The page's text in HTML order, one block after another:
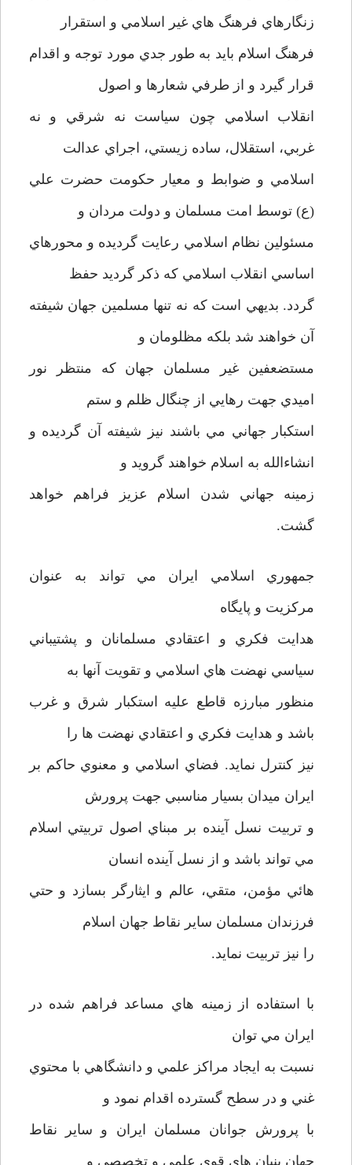
زنگارهاي فرهنگ هاي غير اسلامي و استقرار
فرهنگ اسلام بايد به طور جدي مورد توجه و اقدام
قرار گيرد و از طرفي شعارها و اصول
انقلاب اسلامي چون سياست نه شرقي و نه
غربي، استقلال، ساده زيستي، اجراي عدالت
اسلامي و ضوابط و معيار حکومت حضرت علي
(ع) توسط امت مسلمان و دولت مردان و
مسئولين نظام اسلامي رعايت گرديده و محورهاي
اساسي انقلاب اسلامي که ذکر گرديد حفظ
گردد. بديهي است که نه تنها مسلمين جهان شيفته
آن خواهند شد بلکه مظلومان و
مستضعفين غير مسلمان جهان که منتظر نور
اميدي جهت رهايي از چنگال ظلم و ستم
استکبار جهاني مي باشند نيز شيفته آن گرديده و
انشاءالله به اسلام خواهند گرويد و
زمينه جهاني شدن اسلام عزيز فراهم خواهد
گشت.
جمهوري اسلامي ايران مي تواند به عنوان
مرکزيت و پايگاه
هدايت فکري و اعتقادي مسلمانان و پشتيباني
سياسي نهضت هاي اسلامي و تقويت آنها به
منظور مبارزه قاطع عليه استکبار شرق و غرب
باشد و هدايت فکري و اعتقادي نهضت ها را
نيز کنترل نمايد. فضاي اسلامي و معنوي حاکم بر
ايران ميدان بسيار مناسبي جهت پرورش
و تربيت نسل آينده بر مبناي اصول تربيتي اسلام
مي تواند باشد و از نسل آينده انسان
هائي مؤمن، متقي، عالم و ايثارگر بسازد و حتي
فرزندان مسلمان ساير نقاط جهان اسلام
را نيز تربيت نمايد.
با استفاده از زمينه هاي مساعد فراهم شده در
ايران مي توان
نسبت به ايجاد مراکز علمي و دانشگاهي با محتوي
غني و در سطح گسترده اقدام نمود و
با پرورش جوانان مسلمان ايران و ساير نقاط
جهان بنيان هاي قوي علمي و تخصصي و